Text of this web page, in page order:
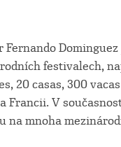
festivalech,
20 casas, 300
Francii. V
na mnoha